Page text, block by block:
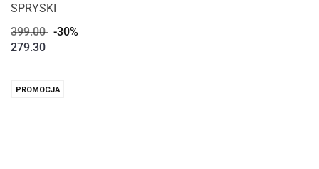
SPRYSKI
399.00 -30%
279.30
PROMOCJA